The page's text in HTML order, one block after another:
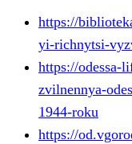
https://
yi-richnytsi-
https://odessa-
zvilnennya-
1944-roku
https://